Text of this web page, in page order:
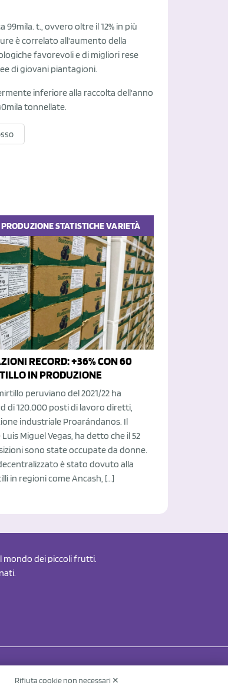
t., ovvero oltre il 12% in più
è correlato all'aumento della
favorevoli e di migliori rese
di giovani piantagioni.
inferiore alla raccolta dell'anno
tonnellate.
PRODUZIONESTATISTICHEVARIETÀ
RECORD: +36% CON 60
IN PRODUZIONE
peruviano del 2021/22 ha
di 120.000 posti di lavoro diretti,
industriale Proarándanos. Il
Miguel Vegas, ha detto che il 52
sono state occupate da donne.
è stato dovuto alla
in regioni come Ancash, […]
mondo dei piccoli frutti.
Rifiuta cookie non necessari ✕